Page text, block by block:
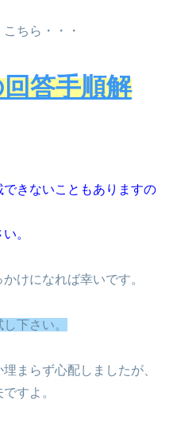
ちら・・・
答手順解
きないこともありますの
。
けになれば幸いです。
下さい。
まらず心配しましたが、
すよ。